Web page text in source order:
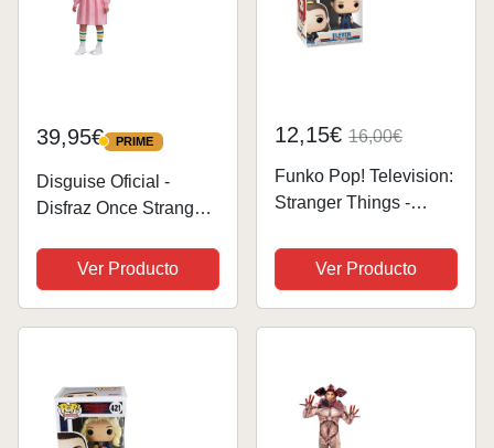
39,95€ PRIME
PRIME
Disguise Oficial -
Disfraz Once Stranger
Disfraz Eleven
Stranger Things Niña,
Vestido Once Stranger
Ver Producto
12,15€ 16,00€
Funko Pop! Television:
Stranger Things -
de Vinilo
Coleccionable - Idea
de Regalo- Mercancia
Ver Producto